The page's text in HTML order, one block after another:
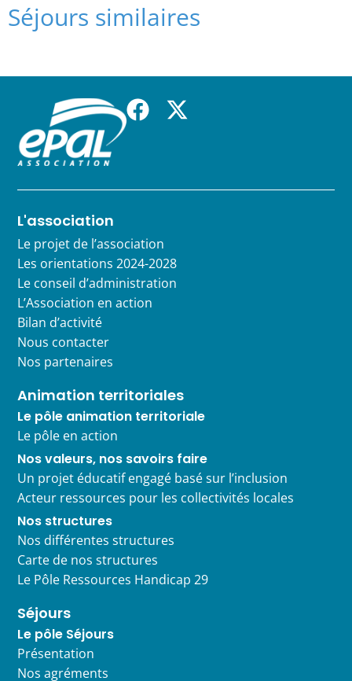
Séjours similaires
L'association
Le projet de l’association
Les orientations 2024-2028
Le conseil d’administration
L’Association en action
Bilan d’activité
Nous contacter
Nos partenaires
Animation territoriales
Le pôle animation territoriale
Le pôle en action
Nos valeurs, nos savoirs faire
Un projet éducatif engagé basé sur l’inclusion
Acteur ressources pour les collectivités locales
Nos structures
Nos différentes structures
Carte de nos structures
Le Pôle Ressources Handicap 29
Séjours
Le pôle Séjours
Présentation
Nos agréments